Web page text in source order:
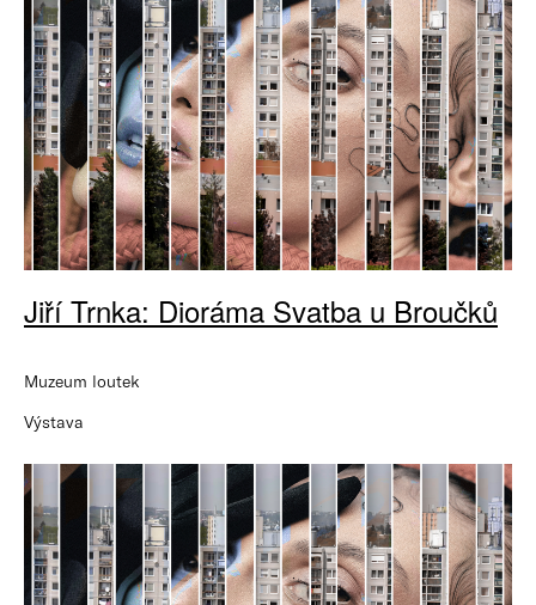
Jiří Trnka: Dioráma Svatba u Broučků
Muzeum loutek
Výstava